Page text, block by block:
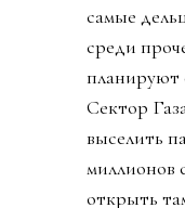
самые
среди
планируют
Сектор
выселить
миллионов
открыть